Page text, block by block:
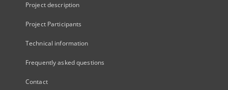
Project description
Project Participants
Technical information
Frequently asked questions
Contact